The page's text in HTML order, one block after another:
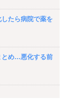
たら病院で薬を
とめ…悪化する前